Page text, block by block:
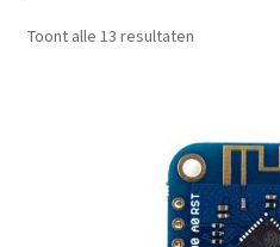
Toont alle 13 resultatenGesorteerd